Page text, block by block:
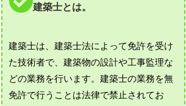
建築士とは。
建築士は、建築士法によって免許を受け
た技術者で、建築物の設計や工事監理な
どの業務を行います。建築士の業務を無
免許で行うことは法律で禁止されてお